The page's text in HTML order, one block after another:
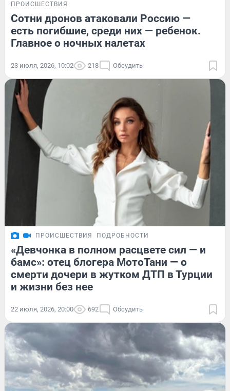
ПРОИСШЕСТВИЯ
Сотни дронов атаковали Россию —
есть погибшие, среди них — ребенок.
Главное о ночных налетах
23 июля, 2026, 10:02 218 Обсудить
ПРОИСШЕСТВИЯ ПОДРОБНОСТИ
«Девчонка в полном расцвете сил — и
бамс»: отец блогера МотоТани — о
смерти дочери в жутком ДТП в Турции
и жизни без нее
22 июля, 2026, 20:00 692 Обсудить